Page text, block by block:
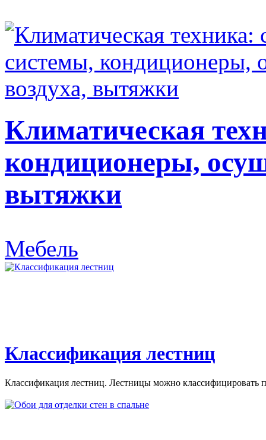
Климатическая
кондиционеры,
вытяжки
Мебель
Классификация лестниц
Классификация лестниц. Лестницы можно классифицировать